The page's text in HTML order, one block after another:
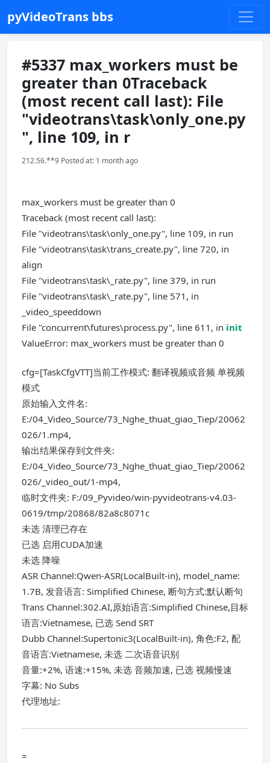
pyVideoTrans bbs
#5337 max_workers must be
greater than 0Traceback
(most recent call last): File
"videotrans\task\only_one.py
", line 109, in r
212.56.**9 Posted at: 1 month ago
max_workers must be greater than 0
Traceback (most recent call last):
File "videotrans\task\only_one.py", line 109, in run
File "videotrans\task\trans_create.py", line 720, in
align
File "videotrans\task\_rate.py", line 379, in run
File "videotrans\task\_rate.py", line 571, in
_video_speeddown
File "concurrent\futures\process.py", line 611, in init
ValueError: max_workers must be greater than 0
cfg=[TaskCfgVTT]当前工作模式: 翻译视频或音频 单视频
模式
原始输入文件名:
E:/04_Video_Source/73_Nghe_thuat_giao_Tiep/20062
026/1.mp4,
输出结果保存到文件夹:
E:/04_Video_Source/73_Nghe_thuat_giao_Tiep/20062
026/_video_out/1-mp4,
临时文件夹: F:/09_Pyvideo/win-pyvideotrans-v4.03-
0619/tmp/20868/82a8c8071c
未选 清理已存在
已选 启用CUDA加速
未选 降噪
ASR Channel:Qwen-ASR(LocalBuilt-in), model_name:
1.7B, 发音语言: Simplified Chinese, 断句方式:默认断句
Trans Channel:302.AI,原始语言:Simplified Chinese,目标
语言:Vietnamese, 已选 Send SRT
Dubb Channel:Supertonic3(LocalBuilt-in), 角色:F2, 配
音语言:Vietnamese, 未选 二次语音识别
音量:+2%, 语速:+15%, 未选 音频加速, 已选 视频慢速
字幕: No Subs
代理地址:
=